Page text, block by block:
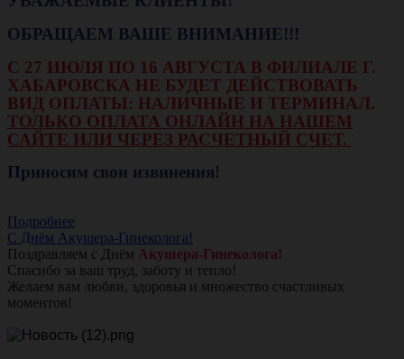
ОБРАЩАЕМ ВАШЕ ВНИМАНИЕ!!!
С 27 ИЮЛЯ ПО 16 АВГУСТА В ФИЛИАЛЕ Г.
ХАБАРОВСКА НЕ БУДЕТ ДЕЙСТВОВАТЬ
ВИД ОПЛАТЫ: НАЛИЧНЫЕ И ТЕРМИНАЛ.
ТОЛЬКО ОПЛАТА ОНЛАЙН НА НАШЕМ
САЙТЕ ИЛИ ЧЕРЕЗ РАСЧЕТНЫЙ СЧЕТ.
Приносим свои извинения!
Подробнее
С Днём Акушера-Гинеколога!
Поздравляем с Днём Акушера-Гинеколога!
Спасибо за ваш труд, заботу и тепло!
Желаем вам любви, здоровья и множество счастливых
моментов!